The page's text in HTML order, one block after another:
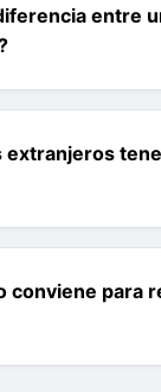
entre
extranjeros
conviene para